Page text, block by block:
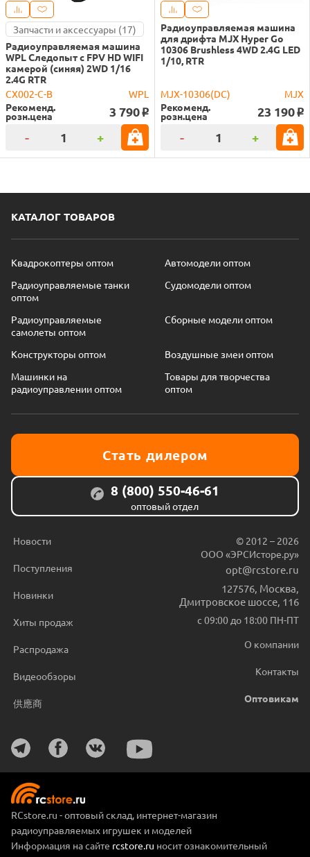
Запчасти и аксессуары (17)
Радиоуправляемая машина
WPL Следопыт с FPV HD WIFI
камерой (синяя) 2WD 1/16
2.4G RTR
CX002-C-B
WPL
Рекоменд.
розн.цена 3 790 o
- +
Радиоуправляемая машина
для дрифта MJX Hyper Go
10306 Brushless 4WD 2.4G LED
1/10, RTR
MJX-10306(DC)
MJX
Рекоменд.
розн.цена 23 190 o
- +
КАТАЛОГ ТОВАРОВ
Квадрокоптеры оптом
Автомодели оптом
Радиоуправляемые танки
оптом
Судомодели оптом
Радиоуправляемые
самолеты оптом
Сборные модели оптом
Конструкторы оптом
Воздушные змеи оптом
Машинки на
радиоуправлении оптом
Товары для творчества
оптом
Стать дилером
8 (800) 550-46-61
оптовый отдел
Новости
Поступления
Новинки
Хиты продаж
Распродажа
Видеообзоры
供應商
© 2012 – 2026
ООО «ЭРСИсторе.ру»
opt@rcstore.ru
127576 Москва
Дмитровское шоссе, 116
с 09:00 до 18:00 ПН-ПТ
О компании
Контакты
Оптовикам
RCstore.ru - оптовый склад, интернет-магазин
радиоуправляемых игрушек и моделей
Информация на сайте rcstore.ru носит ознакомительный